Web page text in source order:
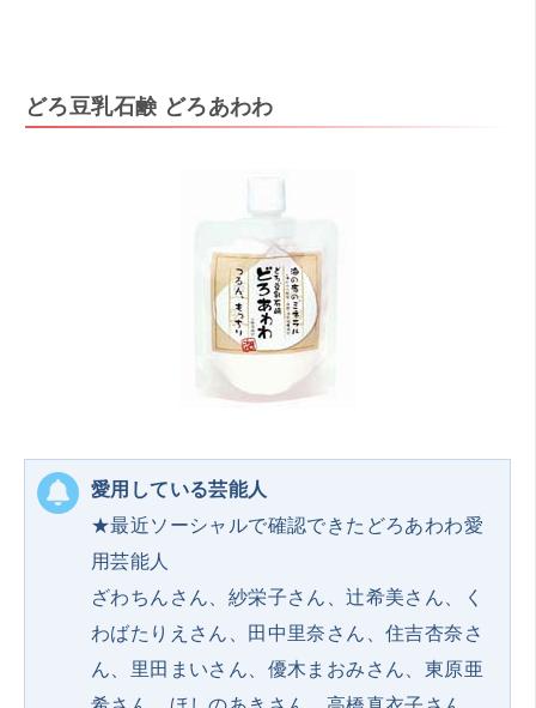
どろ豆乳石鹸 どろあわわ
愛用している芸能人
★最近ソーシャルで確認できたどろあわわ愛
用芸能人
ざわちんさん、紗栄子さん、辻希美さん、く
わばたりえさん、田中里奈さん、住吉杏奈さ
ん、里田まいさん、優木まおみさん、東原亜